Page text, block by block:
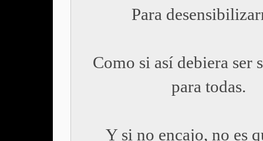
Para
Como si así debiera ser
para todas.
Y si no encajo, no es